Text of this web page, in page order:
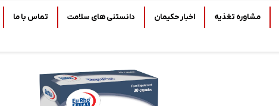
مشاوره تغذیه اخبار حکیمان دانستنی های سلامت تماس با ما